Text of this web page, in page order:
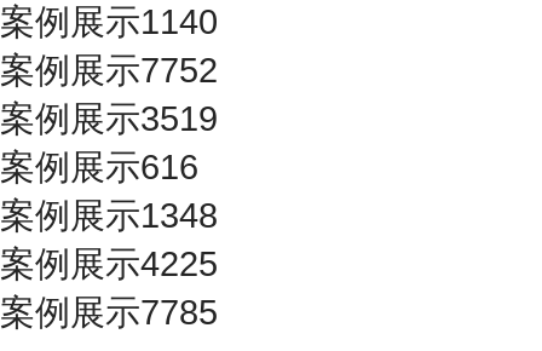
案例展示1140
案例展示7752
案例展示3519
案例展示616
案例展示1348
案例展示4225
案例展示7785